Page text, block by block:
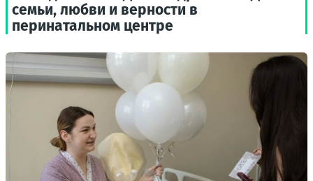
семьи, любви и верности в
перинатальном центре